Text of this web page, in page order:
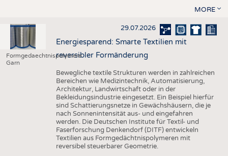
MORE
Formgedaechtnispolymere
Garn
29.07.2026
Energiesparend: Smarte Textilien mit
reversibler Formänderung
Bewegliche textile Strukturen werden in zahlreichen
Bereichen wie Medizintechnik, Automatisierung,
Architektur, Landwirtschaft oder in der
Bekleidungsindustrie eingesetzt. Ein Beispiel hierfür
sind Schattierungsnetze in Gewächshäusern, die je
nach Sonnenintensität aus- und eingefahren
werden. Die Deutschen Institute für Textil- und
Faserforschung Denkendorf (DITF) entwickeln
Textilien aus Formgedächtnispolymeren mit
reversibel steuerbarer Geometrie.